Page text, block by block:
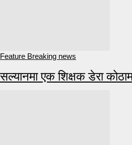
Feature Breaking news
सल्यानमा एक शिक्षक डेरा